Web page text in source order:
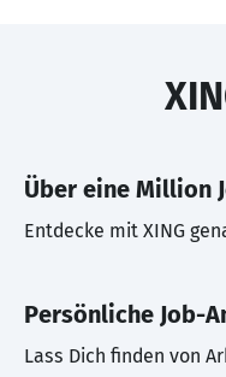
Über eine Million
Entdecke mit XING
Persönliche Job-
Lass Dich finden von